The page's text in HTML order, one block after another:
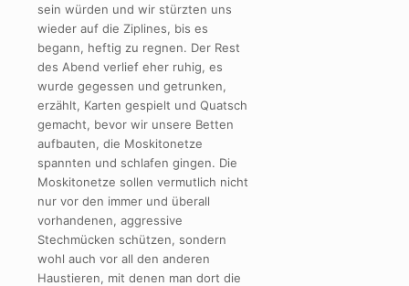
sein würden und wir stürzten uns
wieder auf die Ziplines, bis es
begann, heftig zu regnen. Der Rest
des Abend verlief eher ruhig, es
wurde gegessen und getrunken,
erzählt, Karten gespielt und Quatsch
gemacht, bevor wir unsere Betten
aufbauten, die Moskitonetze
spannten und schlafen gingen. Die
Moskitonetze sollen vermutlich nicht
nur vor den immer und überall
vorhandenen, aggressive
Stechmücken schützen, sondern
wohl auch vor all den anderen
Haustieren, mit denen man dort die